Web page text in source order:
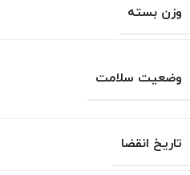
وزن بسته
وضعیت سلامت
تاریخ انقضا